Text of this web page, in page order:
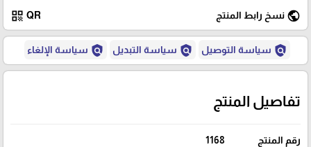
public نسخ رابط المنتج QR
qr_code
policy سياسة التوصيل policy سياسة التبديل policy سياسة الإلغاء
تفاصيل المنتج
رقم المنتج 1168